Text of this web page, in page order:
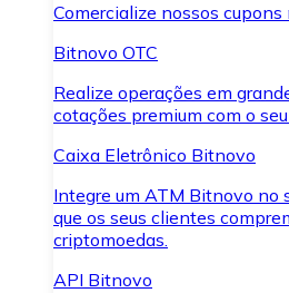
Comercialize nossos cupons
Bitnovo OTC
Realize operações em
cotações premium com o
Caixa Eletrônico Bitnovo
Integre um ATM Bitnovo no
que os seus clientes
criptomoedas.
API Bitnovo